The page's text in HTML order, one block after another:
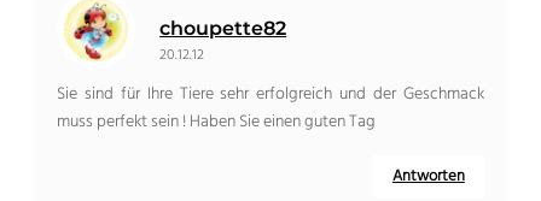
choupette82
20.12.12
Sie sind für Ihre Tiere sehr erfolgreich und der Geschmack
muss perfekt sein ! Haben Sie einen guten Tag
Antworten